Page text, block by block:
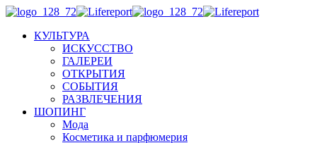
КУЛЬТУРА
ИСКУССТВО
ГАЛЕРЕИ
ОТКРЫТИЯ
СОБЫТИЯ
РАЗВЛЕЧЕНИЯ
ШОПИНГ
Мода
Косметика и парфюмерия